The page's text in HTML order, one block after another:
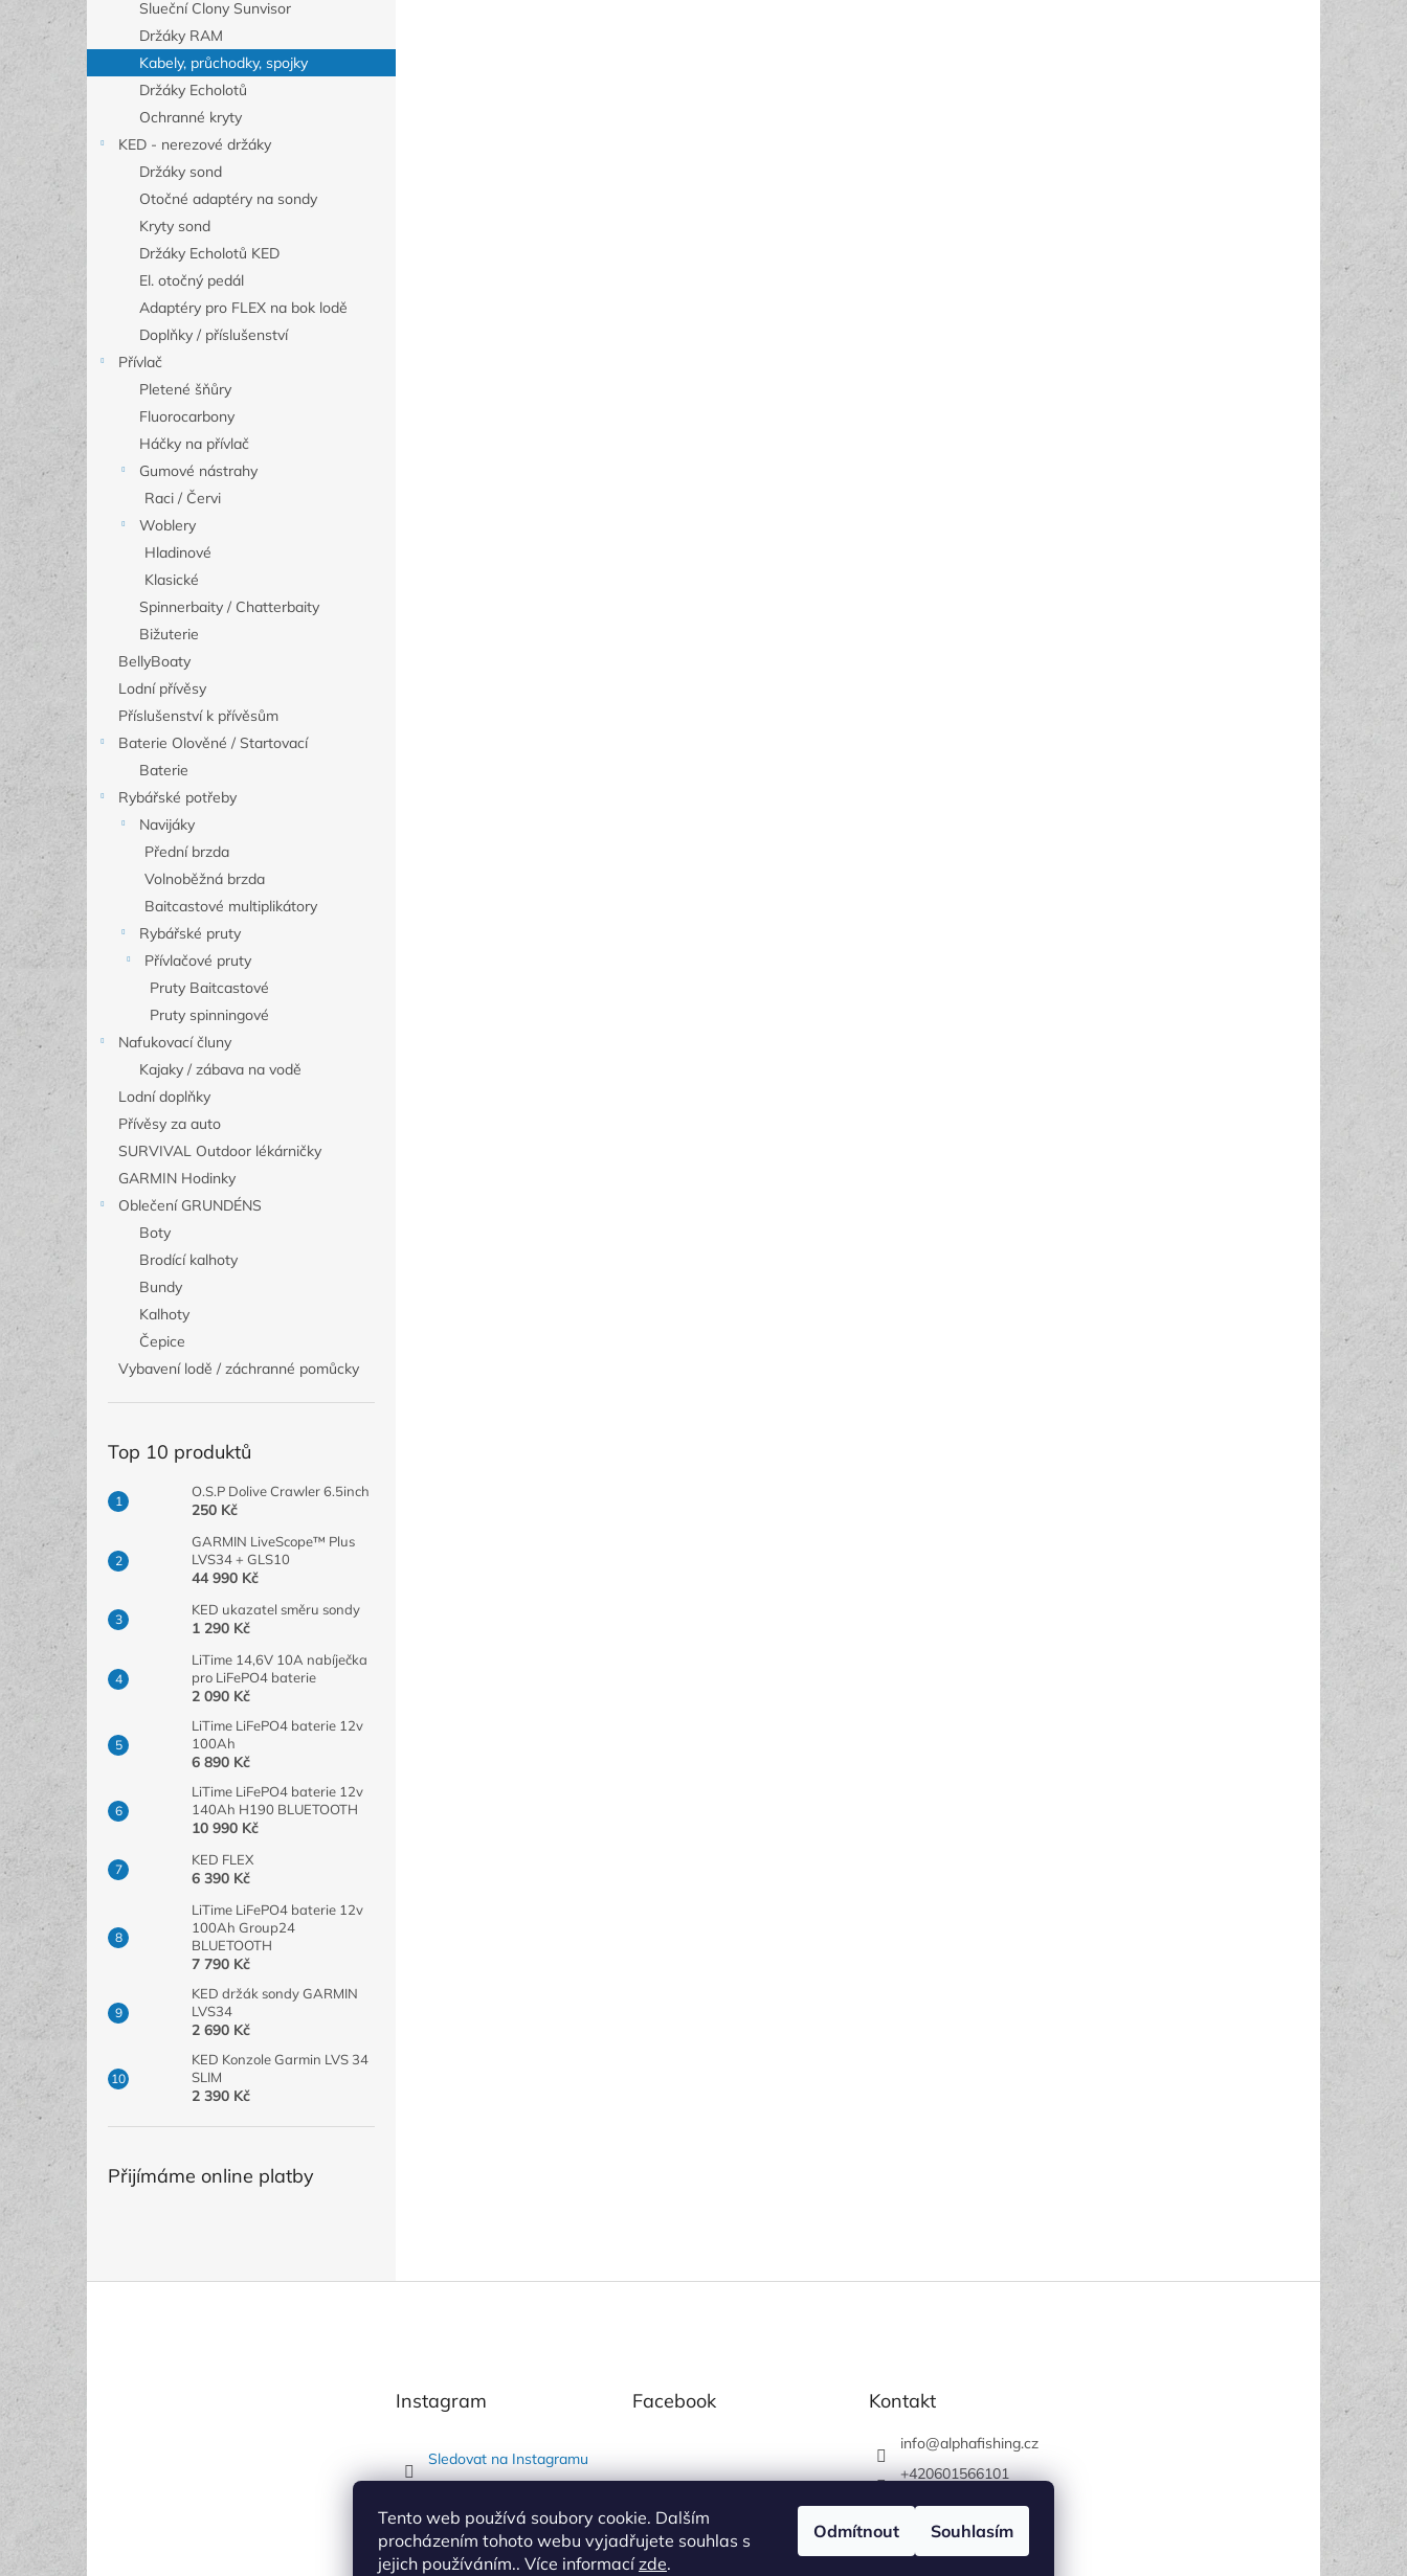
Tento web používá soubory cookie. Dalším
procházením tohoto webu vyjadřujete souhlas s
jejich používáním.. Více informacízde.
Odmítnout Souhlasím
Slueční Clony Sunvisor
Držáky RAM
Kabely, průchodky, spojky
Držáky Echolotů
Ochranné kryty
KED - nerezové držáky
Držáky sond
Otočné adaptéry na sondy
Kryty sond
Držáky Echolotů KED
El. otočný pedál
Adaptéry pro FLEX na bok lodě
Doplňky / příslušenství
Přívlač
Pletené šňůry
Fluorocarbony
Háčky na přívlač
Gumové nástrahy
Raci / Červi
Woblery
Hladinové
Klasické
Spinnerbaity / Chatterbaity
Bižuterie
BellyBoaty
Lodní přívěsy
Příslušenství k přívěsům
Baterie Olověné / Startovací
Baterie
Rybářské potřeby
Navijáky
Přední brzda
Volnoběžná brzda
Baitcastové multiplikátory
Rybářské pruty
Přívlačové pruty
Pruty Baitcastové
Pruty spinningové
Nafukovací čluny
Kajaky / zábava na vodě
Lodní doplňky
Přívěsy za auto
SURVIVAL Outdoor lékárničky
GARMIN Hodinky
Oblečení GRUNDÉNS
Boty
Brodící kalhoty
Bundy
Kalhoty
Čepice
Vybavení lodě / záchranné pomůcky
Top 10 produktů
O.S.P Dolive Crawler 6.5inch
250 Kč
GARMIN LiveScope™ Plus
LVS34 + GLS10
44 990 Kč
KED ukazatel směru sondy
1 290 Kč
LiTime 14,6V 10A nabíječka
pro LiFePO4 baterie
2 090 Kč
LiTime LiFePO4 baterie 12v
100Ah
6 890 Kč
LiTime LiFePO4 baterie 12v
140Ah H190 BLUETOOTH
10 990 Kč
KED FLEX
6 390 Kč
LiTime LiFePO4 baterie 12v
100Ah Group24
BLUETOOTH
7 790 Kč
KED držák sondy GARMIN
LVS34
2 690 Kč
KED Konzole Garmin LVS 34
SLIM
2 390 Kč
Přijímáme online platby
Instagram
Sledovat na Instagramu
Facebook Kontakt
info@alphafishing.cz
+420601566101
AlphaFishing
alphafishing.cz